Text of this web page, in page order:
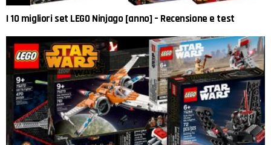
I 10 migliori set LEGO Ninjago [anno] – Recensione e test